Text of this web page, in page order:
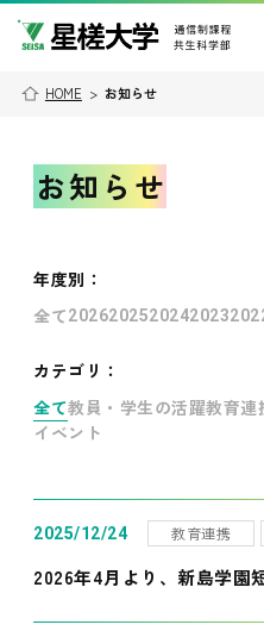
HOME > お知らせ
お知らせ
年度別 ：
全て2026202520242023
カテゴリ：
全て教員・学生の活躍教育連
イベント
2025/12/24 教育連携
2026年4月より、新島学園